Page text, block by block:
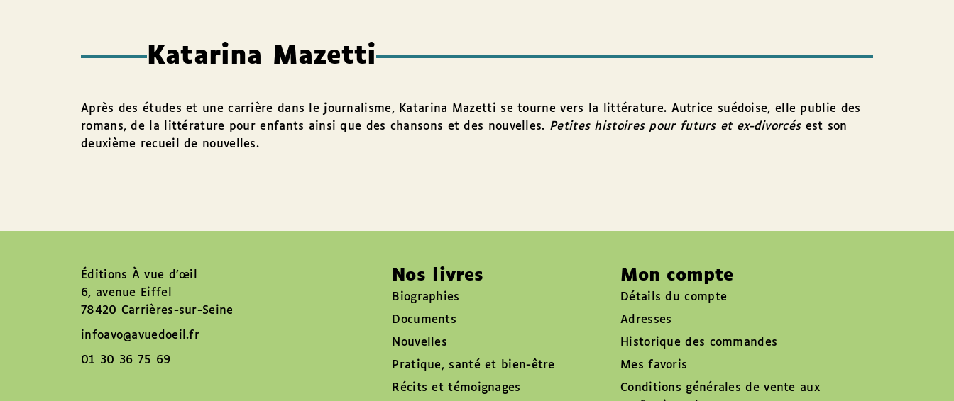
Katarina Mazetti
Après des études et une carrière dans le journalisme, Katarina Mazetti se tourne vers la littérature. Autrice suédoise, elle publie des
romans, de la littérature pour enfants ainsi que des chansons et des nouvelles. Petites histoires pour futurs et ex-divorcésest son
deuxième recueil de nouvelles.
Éditions À vue d’œil
6, avenue Eiffel
78420 Carrières-sur-Seine
infoavo@avuedoeil.fr
01 30 36 75 69
Nos livres
Biographies
Documents
Nouvelles
Pratique, santé et bien-être
Récits et témoignages
Mon compte
Détails du compte
Adresses
Historique des commandes
Mes favoris
Conditions générales de vente aux